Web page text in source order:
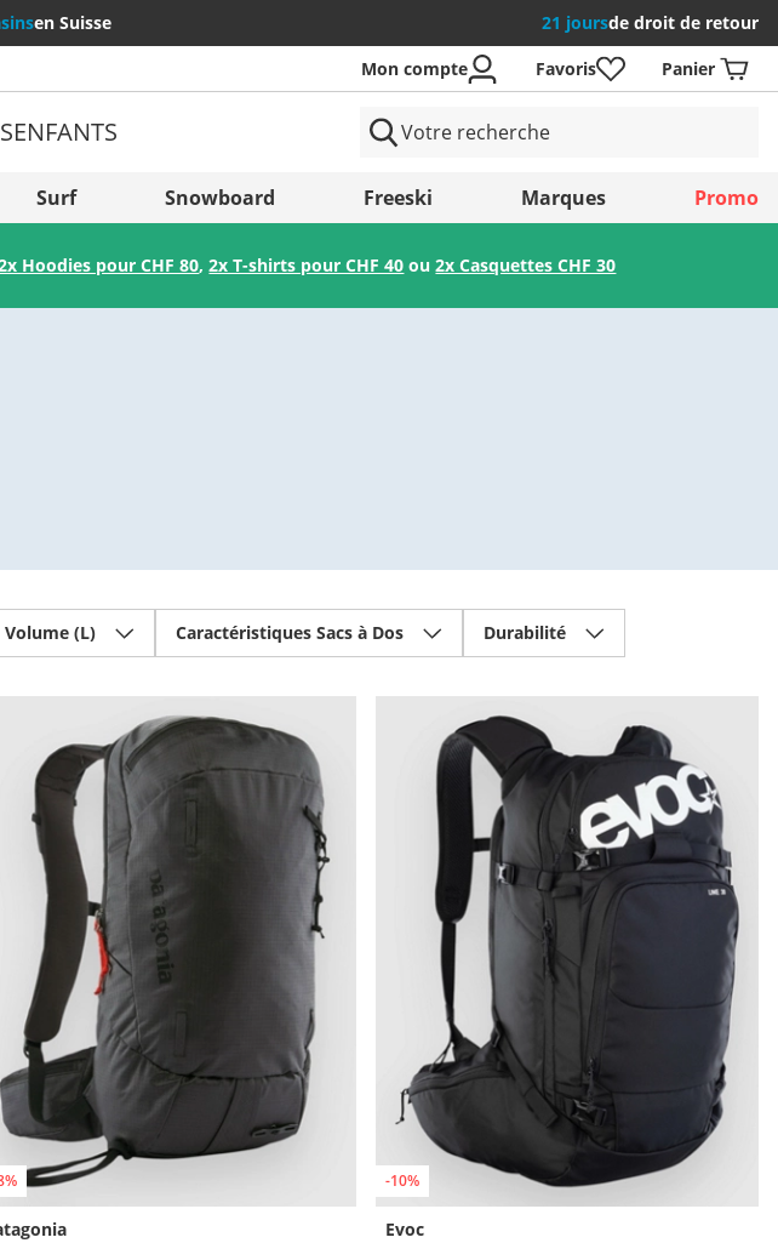
en Suisse 21 joursde droit de retour
Enregistrer
Mon compte Favoris Panier
ENFANTS
Surf Snowboard Freeski Marques Promo
Hoodies pour CHF 80,2x T-shirts pour CHF 40 ou2x Casquettes CHF 30
Volume (L) Caractéristiques Sacs à Dos Durabilité
-10%
Evoc